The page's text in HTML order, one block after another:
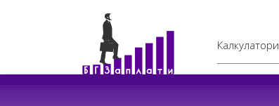
Калкулатори